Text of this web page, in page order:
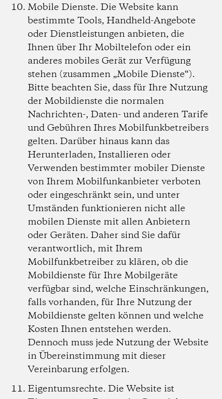
Mobile Dienste.Die Website kann
bestimmte Tools, Handheld-Angebote
oder Dienstleistungen anbieten, die
Ihnen über Ihr Mobiltelefon oder ein
anderes mobiles Gerät zur Verfügung
stehen (zusammen „Mobile Dienste“).
Bitte beachten Sie, dass für Ihre Nutzung
der Mobildienste die normalen
Nachrichten-, Daten- und anderen Tarife
und Gebühren Ihres Mobilfunkbetreibers
gelten. Darüber hinaus kann das
Herunterladen, Installieren oder
Verwenden bestimmter mobiler Dienste
von Ihrem Mobilfunkanbieter verboten
oder eingeschränkt sein, und unter
Umständen funktionieren nicht alle
mobilen Dienste mit allen Anbietern
oder Geräten. Daher sind Sie dafür
verantwortlich, mit Ihrem
Mobilfunkbetreiber zu klären, ob die
Mobildienste für Ihre Mobilgeräte
verfügbar sind, welche Einschränkungen,
falls vorhanden, für Ihre Nutzung der
Mobildienste gelten können und welche
Kosten Ihnen entstehen werden.
Dennoch muss jede Nutzung der Website
in Übereinstimmung mit dieser
Vereinbarung erfolgen.
Eigentumsrechte.Die Website ist